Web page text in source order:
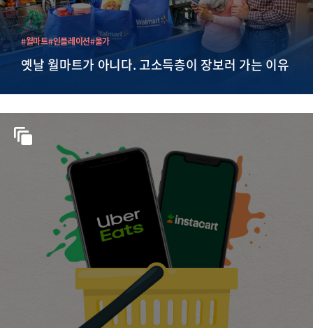
옛날 월마트가 아니다. 고소득층이 장보러 가는 이유
#월마트#인플레이션#물가